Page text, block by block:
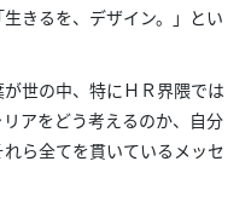
きるを、デザイン。」とい
世の中、特にＨＲ界隈では
アをどう考えるのか、自分
ら全てを貫いているメッセ